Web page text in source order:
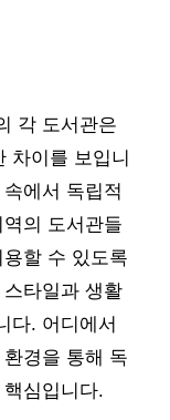
각 도서관은
차이를 보입니
에서 독립적
의 도서관들
할 수 있도록
타일과 생활
다. 어디에서
경을 통해 독
심입니다.